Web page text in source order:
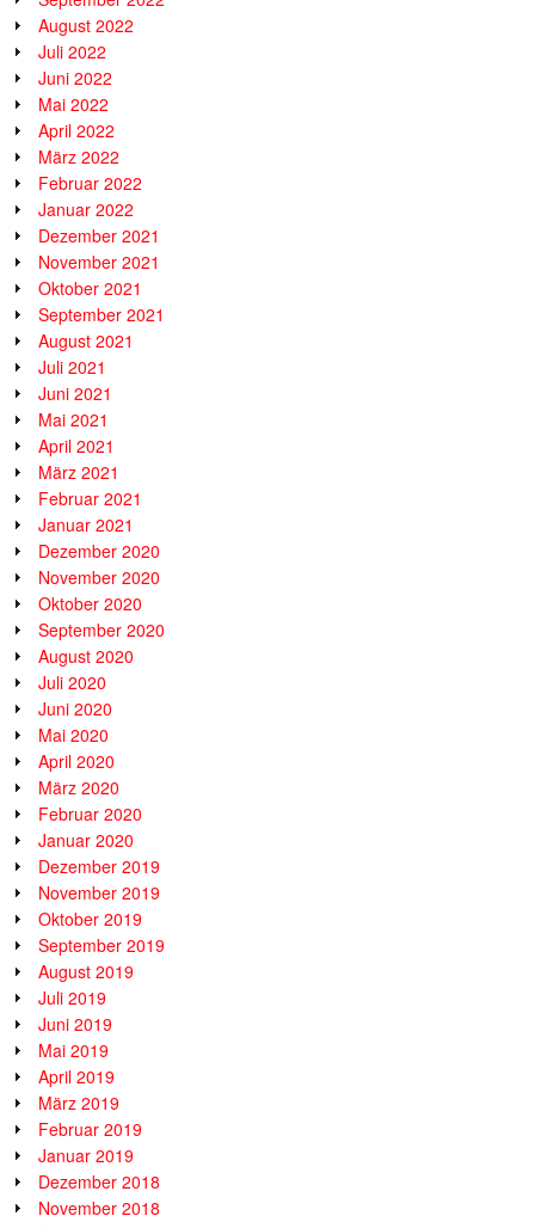
August 2022
Juli 2022
Juni 2022
Mai 2022
April 2022
März 2022
Februar 2022
Januar 2022
Dezember 2021
November 2021
Oktober 2021
September 2021
August 2021
Juli 2021
Juni 2021
Mai 2021
April 2021
März 2021
Februar 2021
Januar 2021
Dezember 2020
November 2020
Oktober 2020
September 2020
August 2020
Juli 2020
Juni 2020
Mai 2020
April 2020
März 2020
Februar 2020
Januar 2020
Dezember 2019
November 2019
Oktober 2019
September 2019
August 2019
Juli 2019
Juni 2019
Mai 2019
April 2019
März 2019
Februar 2019
Januar 2019
Dezember 2018
November 2018